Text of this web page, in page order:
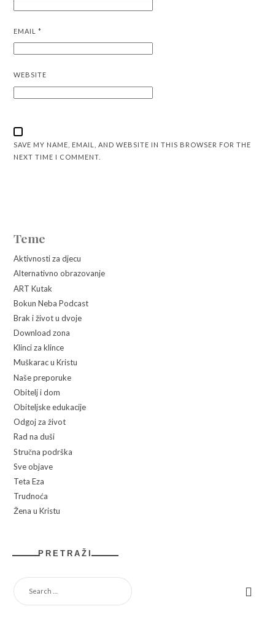
EMAIL*
WEBSITE
SAVE MY NAME, EMAIL, AND WEBSITE IN THIS BROWSER FOR THE
NEXT TIME I COMMENT.
Teme
Aktivnosti za djecu
Alternativno obrazovanje
ART Kutak
Bokun Neba Podcast
Brak i život u dvoje
Download zona
Klinci za klince
Muškarac u Kristu
Naše preporuke
Obitelj i dom
Obiteljske edukacije
Odgoj za život
Rad na duši
Stručna podrška
Sve objave
Teta Eza
Trudnoća
Žena u Kristu
PRETRAŽI